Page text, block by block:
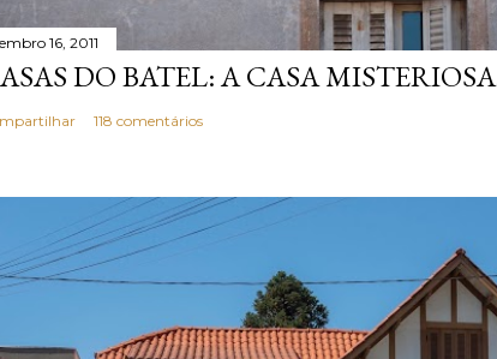
16, 2011
DO BATEL: A CASA
118 comentários